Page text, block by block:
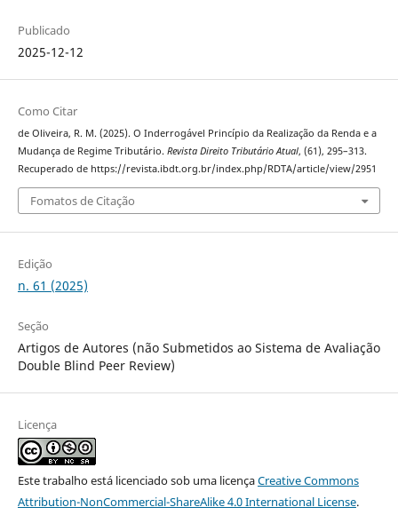
Publicado
2025-12-12
Como Citar
de Oliveira, R. M. (2025). O Inderrogável Princípio da Realização da Renda e a
Mudança de Regime Tributário. Revista Direito Tributário Atual, (61), 295–313.
Recuperado de https://revista.ibdt.org.br/index.php/RDTA/article/view/2951
Fomatos de Citação
Edição
n. 61 (2025)
Seção
Artigos de Autores (não Submetidos ao Sistema de Avaliação
Double Blind Peer Review)
Licença
Este trabalho está licenciado sob uma licençaCreative Commons
Attribution-NonCommercial-ShareAlike 4.0 International License.